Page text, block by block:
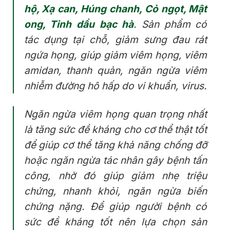
hộ, Xạ can, Húng chanh, Cỏ ngọt, Mật
ong, Tinh dầu bạc hà. Sản phẩm có
tác dụng tại chỗ, giảm sưng đau rát
ngứa họng, giúp giảm viêm họng, viêm
amidan, thanh quản, ngăn ngừa viêm
nhiễm đường hô hấp do vi khuẩn, virus.
Ngăn ngừa viêm họng quan trọng nhất
là tăng sức đề kháng cho cơ thể thật tốt
để giúp cơ thể tăng khả năng chống đỡ
hoặc ngăn ngừa tác nhân gây bệnh tấn
công, nhờ đó giúp giảm nhẹ triệu
chứng, nhanh khỏi, ngăn ngừa biến
chứng nặng. Để giúp người bệnh có
sức đề kháng tốt nên lựa chọn sản